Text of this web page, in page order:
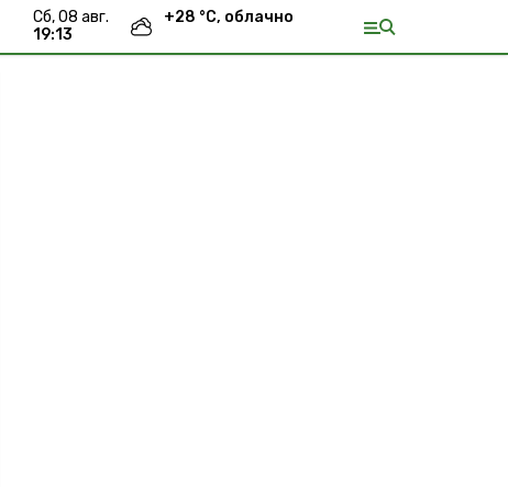
сб, 08 авг.
19:13
+28 °С, облачно